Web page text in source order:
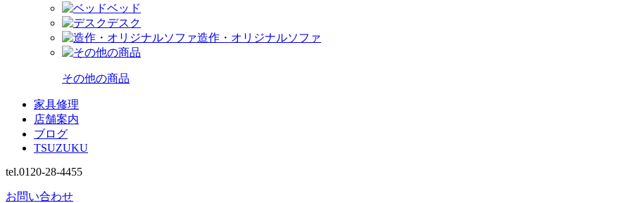
ベッド
デスク
造作・オリジナルソファ
その他の商品
家具修理
店舗案内
ブログ
TSUZUKU
tel.0120-28-4455
お問い合わせ